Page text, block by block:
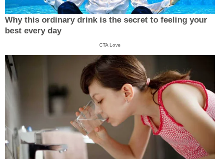
Why this ordinary drink is the secret to feeling your
best every day
CTA Love